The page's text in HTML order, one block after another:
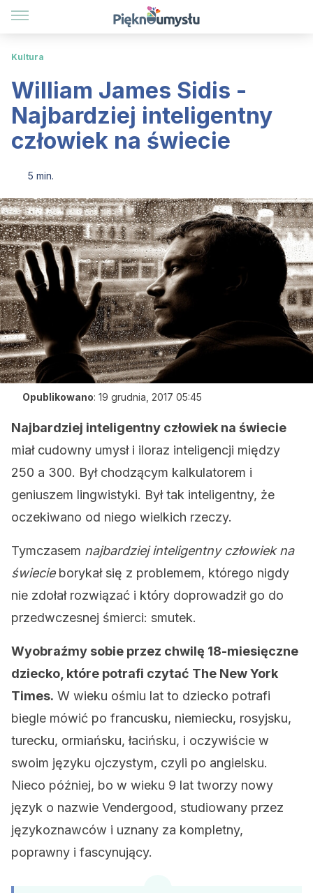
Kultura
William James Sidis -
Najbardziej inteligentny
człowiek na świecie
5 min.
Opublikowano: 19 grudnia, 2017 05:45
Najbardziej inteligentny człowiek na świecie
miał cudowny umysł i iloraz inteligencji między
250 a 300. Był chodzącym kalkulatorem i
geniuszem lingwistyki. Był tak inteligentny, że
oczekiwano od niego wielkich rzeczy.
Tymczasem najbardziej inteligentny człowiek na
świecieborykał się z problemem, którego nigdy
nie zdołał rozwiązać i który doprowadził go do
przedwczesnej śmierci: smutek.
Wyobraźmy sobie przez chwilę 18-miesięczne
dziecko, które potrafi czytać The New York
Times. W wieku ośmiu lat to dziecko potrafi
biegle mówić po francusku, niemiecku, rosyjsku,
turecku, ormiańsku, łacińsku, i oczywiście w
swoim języku ojczystym, czyli po angielsku.
Nieco później, bo w wieku 9 lat tworzy nowy
język o nazwie Vendergood, studiowany przez
językoznawców i uznany za kompletny,
poprawny i fascynujący.